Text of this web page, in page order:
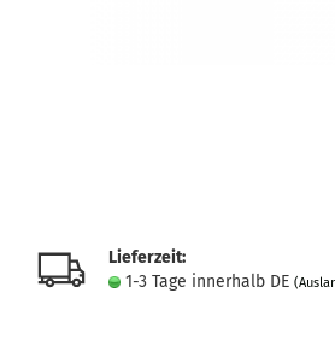
Lieferzeit:
1-3 Tage innerhalb DE